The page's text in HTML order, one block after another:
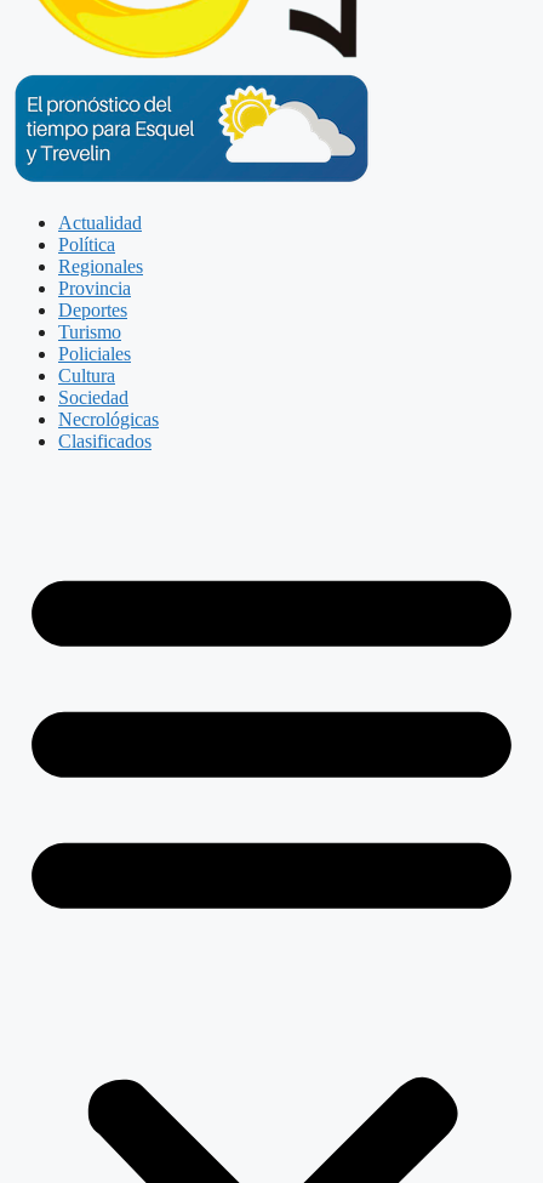
Actualidad
Política
Regionales
Provincia
Deportes
Turismo
Policiales
Cultura
Sociedad
Necrológicas
Clasificados